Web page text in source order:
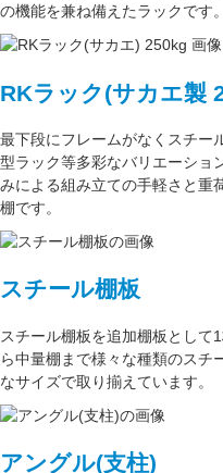
の機能を兼ね備えたラックです。
RKラック(サカエ製
最下段にフレームがなくスチー
型ラック等多彩なバリエーショ
みによる組み立ての手軽さと重
棚です。
スチール棚板
スチール棚板を追加棚板 として
ら中量棚まで様々な種類のスチ
なサイズで取り揃えています。
アングル(支柱)